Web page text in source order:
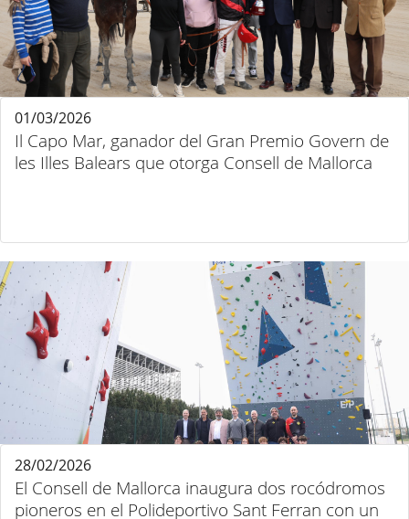
Il Capo Mar, ganador del Gran Premio Govern de
les Illes Balears que otorga Consell de Mallorca
01/03/2026
El Consell de Mallorca inaugura dos rocódromos
pioneros en el Polideportivo Sant Ferran con un
28/02/2026